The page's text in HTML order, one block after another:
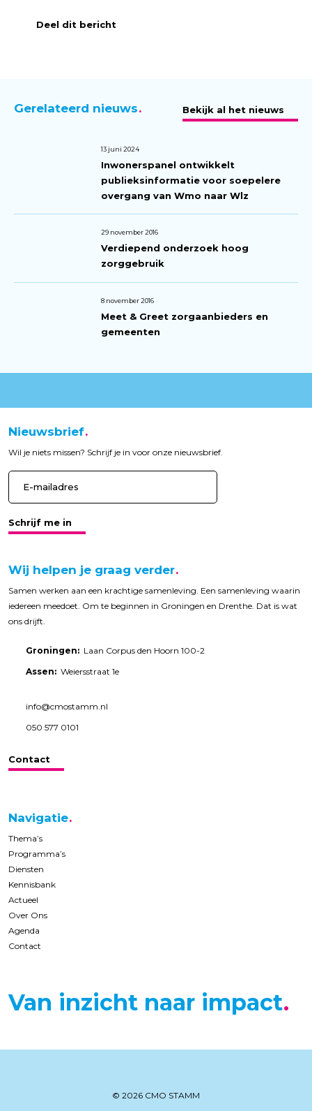
Deel dit bericht
Gerelateerd nieuws Bekijk al het nieuws
13 juni 2024
Inwonerspanel ontwikkelt
publieksinformatie voor soepelere
overgang van Wmo naar Wlz
29 november 2016
Verdiepend onderzoek hoog
zorggebruik
8 november 2016
Meet & Greet zorgaanbieders en
gemeenten
Wij helpen je graag verder
Samen werken aan een krachtige samenleving. Een samenleving waarin
iedereen meedoet. Om te beginnen in Groningen en Drenthe. Dat is wat
ons drijft.
Groningen: Laan Corpus den Hoorn 100-2
Assen: Weiersstraat 1e
info@cmostamm.nl
050 577 0101
Contact
Navigatie
Thema’s
Programma’s
Diensten
Kennisbank
Actueel
Over Ons
Agenda
Contact
Nieuwsbrief
Wil je niets missen? Schrijf je in voor onze nieuwsbrief.
Schrijf me in
Van inzicht naar impact
© 2026 CMO STAMM